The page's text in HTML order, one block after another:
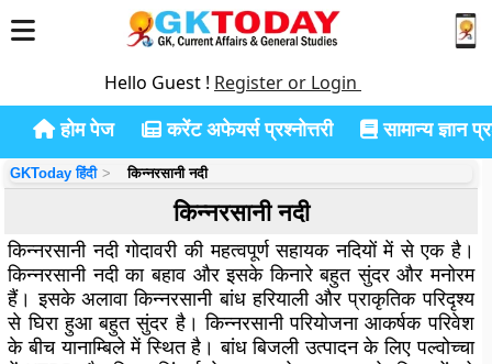
Hello Guest ! Register or Login
होम पेज करेंट अफेयर्स प्रश्नोत्तरी सामान्य ज्ञान
GKToday हिंदी किन्नरसानी नदी
किन्नरसानी नदी
किन्नरसानी नदी गोदावरी की महत्वपूर्ण सहायक नदियों में से एक है।
किन्नरसानी नदी का बहाव और इसके किनारे बहुत सुंदर और मनोरम
हैं। इसके अलावा किन्नरसानी बांध हरियाली और प्राकृतिक परिदृश्य
से घिरा हुआ बहुत सुंदर है। किन्नरसानी परियोजना आकर्षक परिवेश
के बीच यानाम्बिले में स्थित है। बांध बिजली उत्पादन के लिए पल्वोच्चा